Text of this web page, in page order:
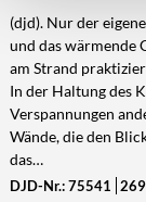
(djd). Nur der
und das wärmende
am Strand
In der Haltung des
Verspannungen
Wände, die den
das…
DJD-Nr.: 75541